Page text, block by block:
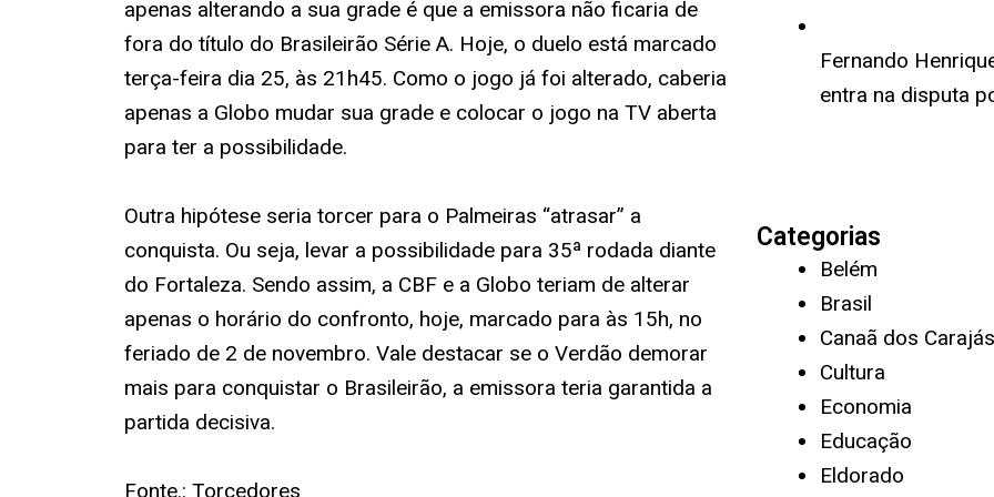
apenas alterando a sua grade é que a emissora não ficaria de
fora do título do Brasileirão Série A. Hoje, o duelo está marcado
terça-feira dia 25, às 21h45. Como o jogo já foi alterado, caberia
apenas a Globo mudar sua grade e colocar o jogo na TV aberta
para ter a possibilidade.
Outra hipótese seria torcer para o Palmeiras “atrasar” a
conquista. Ou seja, levar a possibilidade para 35ª rodada diante
do Fortaleza. Sendo assim, a CBF e a Globo teriam de alterar
apenas o horário do confronto, hoje, marcado para às 15h, no
feriado de 2 de novembro. Vale destacar se o Verdão demorar
mais para conquistar o Brasileirão, a emissora teria garantida a
partida decisiva.
Fonte.: Torcedores
Fernando
entra na disputa
Categorias
Belém
Brasil
Canaã dos Carajás
Cultura
Economia
Educação
Eldorado